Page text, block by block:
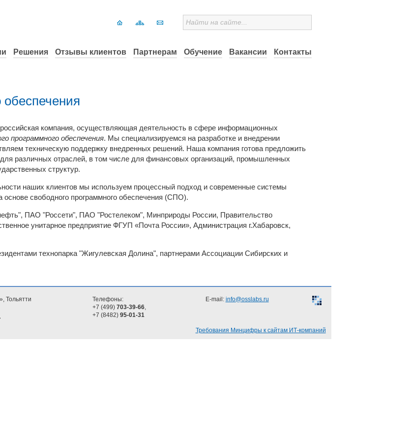
Решения Отзывы клиентов Партнерам Обучение Вакансии Контакты
обеспечения
российская компания, осуществляющая деятельность в сфере информационных
программного обеспечения. Мы специализируемся на разработке и внедрении
техническую поддержку внедренных решений. Наша компания готова предложить
различных отраслей, в том числе для финансовых организаций, промышленных
структур.
наших клиентов мы используем процессный подход и современные системы
основе свободного программного обеспечения (СПО).
ПАО "Россети", ПАО "Ростелеком", Минприроды России, Правительство
унитарное предприятие ФГУП «Почта России», Администрация г.Хабаровск,
технопарка "Жигулевская Долина", партнерами Ассоциации Сибирских и
Тольятти
Телефоны:
+7 (499) 703-39-66,
+7 (8482) 95-01-31
E-mail: info@osslabs.ru
Требования Минцифры к сайтам ИТ-компаний